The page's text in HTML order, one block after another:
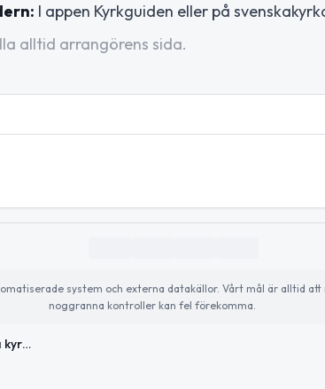
I appen Kyrkguiden eller på
alltid arrangörens sida.
system och externa datakällor. Vårt mål är alltid
noggranna kontroller kan fel förekomma.
Sommarmusik i Överluleå kyrka